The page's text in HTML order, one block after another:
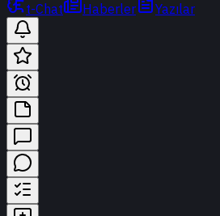
t-Chat Haberler Yazılar